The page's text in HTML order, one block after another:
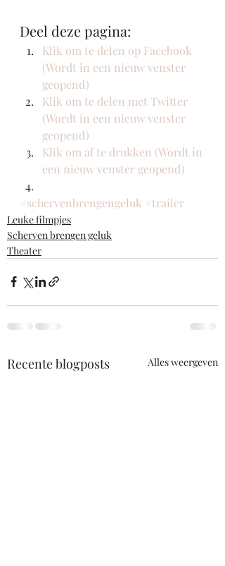
Deel deze pagina:
Klik om te delen op Facebook
(Wordt in een nieuw venster
geopend)
Klik om te delen met Twitter
(Wordt in een nieuw venster
geopend)
Klik om af te drukken (Wordt in
een nieuw venster geopend)
#schervenbrengengeluk #trailer
Leuke filmpjes
Scherven brengen geluk
Theater
Recente blogposts Alles weergeven